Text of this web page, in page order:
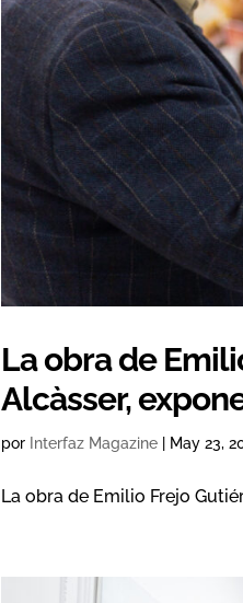
La obra de
Alcàsser,
por Interfaz Magazine May 23,
La obra de Emilio Frejo